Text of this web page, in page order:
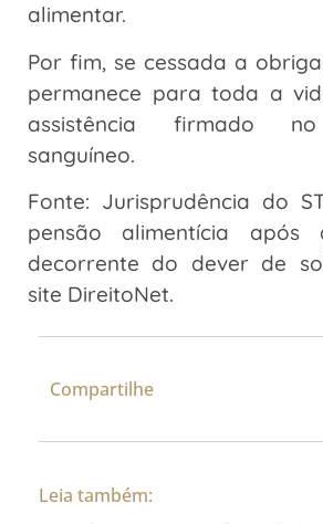
alimentar.
Por fim, se cessada a
permanece para toda a
assistência firmado
sanguíneo.
Fonte: Jurisprudência do
pensão alimentícia após
decorrente do dever de
site DireitoNet.
Compartilhe
Leia também: